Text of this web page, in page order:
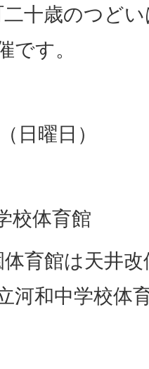
十歳のつど
です。
日曜日）
校体育館
育館は天井
河和中学校体